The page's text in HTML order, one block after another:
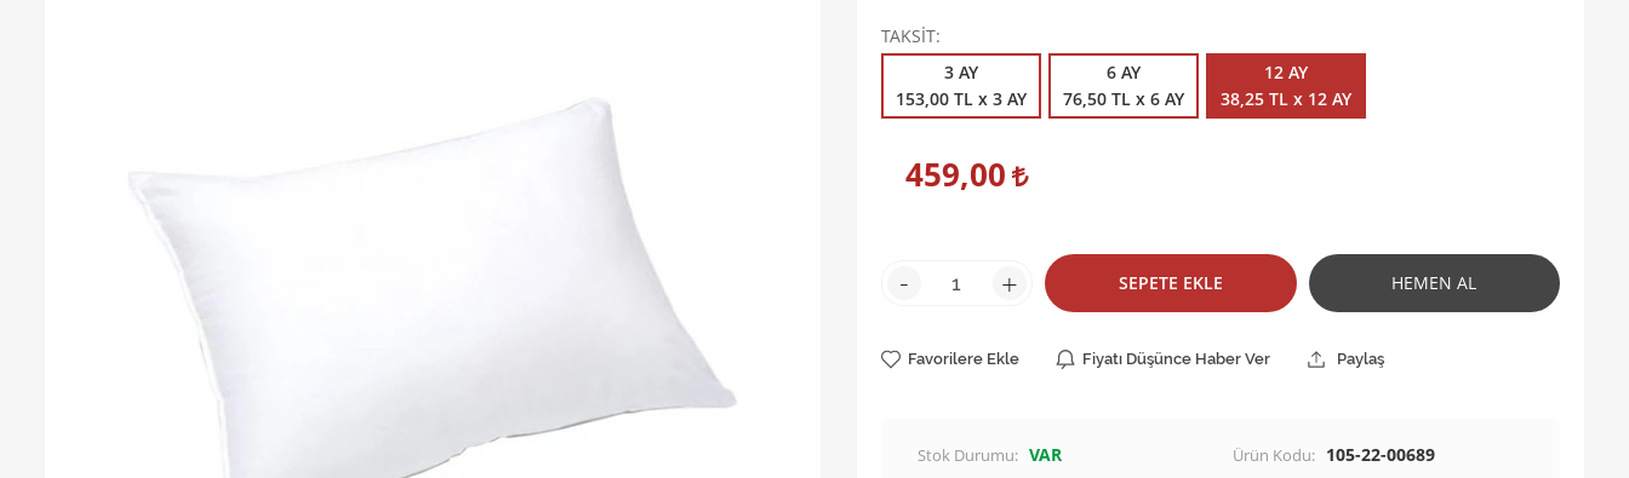
TAKSİT
3 AY
153,00 TL x 3 AY
6 AY
76,50 TL x 6 AY
12 AY
38,25 TL x 12 AY
459,00
- + SEPETE EKLE HEMEN AL
Favorilere Ekle Fiyatı Düşünce Haber Ver Paylaş
Stok Durumu: VAR Ürün Kodu: 105-22-00689